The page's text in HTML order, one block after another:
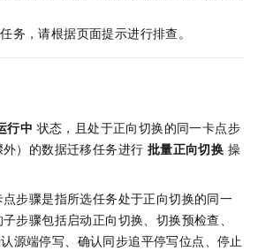
务，请根据页面提示进行排查。
行中 状态，且处于正向切换的同一卡点步
）的数据迁移任务进行 批量正向切换 操
步骤是指所选任务处于正向切换的同一
步骤包括启动正向切换、切换预检查、
源端停写、确认同步追平停写位点、停止